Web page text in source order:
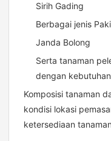
Sirih Gading
Berbagai jenis
Janda Bolong
Serta tanaman
dengan
Komposisi tanaman
kondisi lokasi
ketersediaan